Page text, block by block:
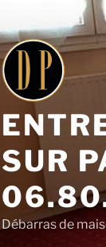
SUR
Débarras de